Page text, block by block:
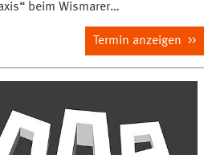
beim Wismarer…
Termin anzeigen